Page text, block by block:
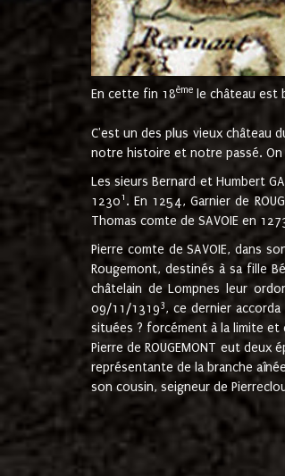
En cette fin 18ème le château est
C'est un des plus vieux château
notre histoire et notre passé. On
Les sieurs Bernard et Humbert
12301 . En 1254, Garnier de
Thomas comte de SAVOIE en
Pierre comte de SAVOIE, dans
Rougemont, destinés à sa fille
châtelain de Lompnes leur
09/11/13193, ce dernier
situées ? forcément à la limite et
Pierre de ROUGEMONT eut
représentante de la branche
son cousin, seigneur de